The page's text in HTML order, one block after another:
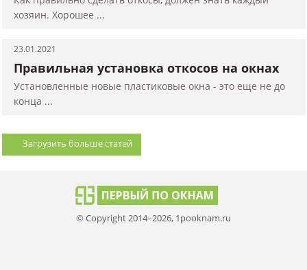
хозяин. Хорошее ...
23.01.2021
Правильная установка откосов на окнах
Установленные новые пластиковые окна - это еще не до
конца ...
Загрузить больше статей
© Copyright 2014–2026, 1pooknam.ru